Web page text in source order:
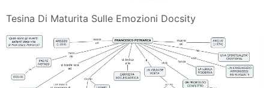
Tesina Di Maturita Sulle Emozioni Docsity